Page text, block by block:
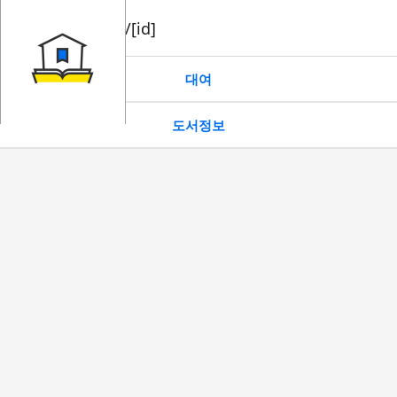
book/rent/[id]
대여
도서정보